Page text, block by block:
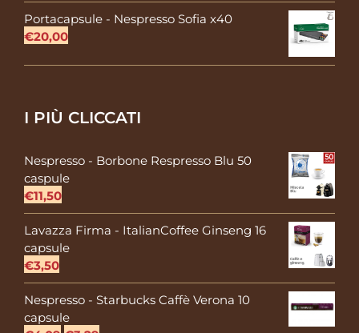
Portacapsule - Nespresso Sofia x40
€20,00
I PIÙ CLICCATI
Nespresso - Borbone Respresso Blu 50
caspule
€11,50
Lavazza Firma - ItalianCoffee Ginseng 16
capsule
€3,50
Nespresso - Starbucks Caffè Verona 10
capsule